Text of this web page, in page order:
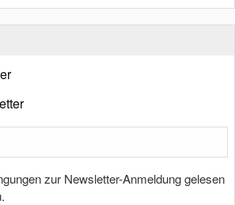
zur Newsletter-Anmeldung gelesen